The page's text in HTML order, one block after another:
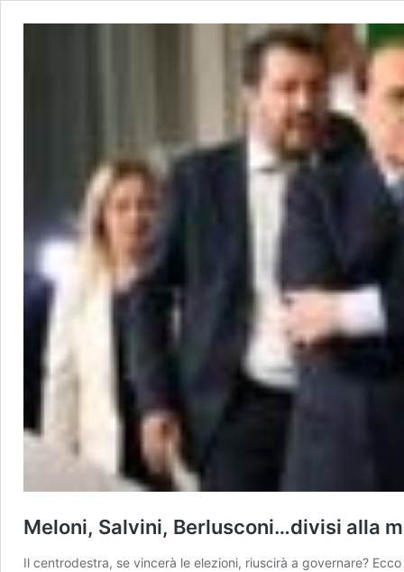
Meloni, Salvini, Berlusconi…divisi alla
Il centrodestra, se vincerà le elezioni, riuscirà a governare?